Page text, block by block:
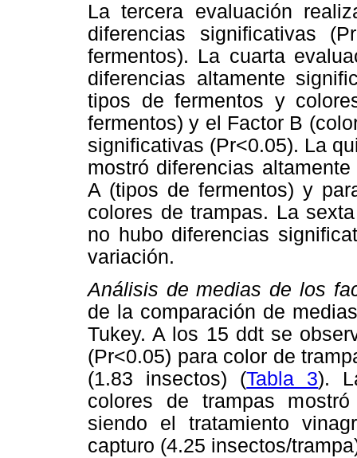
La tercera evaluación
diferencias significativas
fermentos). La cuarta
diferencias altamente
tipos de fermentos y
fermentos) y el Factor B
significativas (Pr<0.05). La
mostró diferencias
A (tipos de fermentos) y
colores de trampas. La
no hubo diferencias
variación.
Análisis de medias de los
de la comparación de
Tukey. A los 15 ddt se
(Pr<0.05) para color de
(1.83 insectos) (Tabla 3).
colores de trampas
siendo el tratamiento
capturo (4.25 insectos/